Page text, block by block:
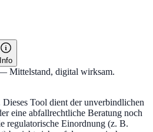
Info
Mittelstand, digital wirksam.
Tool dient der unverbindlichen
eine abfallrechtliche Beratung noch
regulatorische Einordnung (z. B.